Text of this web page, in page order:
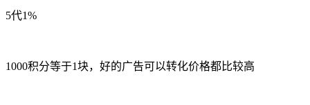
5代1%
1000积分等于1块，好的广告可以转化价格都比较高